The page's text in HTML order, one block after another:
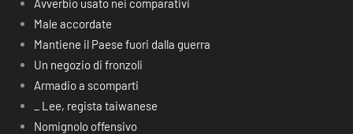
Avverbio usato nei comparativi
Male accordate
Mantiene il Paese fuori dalla guerra
Un negozio di fronzoli
Armadio a scomparti
_ Lee, regista taiwanese
Nomignolo offensivo